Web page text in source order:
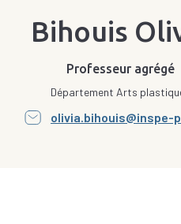
Bihouis
Professeur agrégé
Département Arts
olivia.bihouis@inspe-